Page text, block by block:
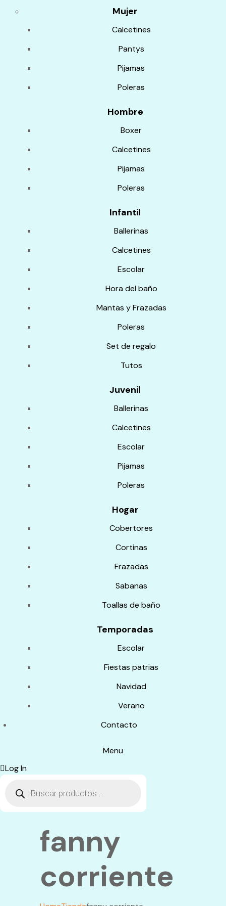
Mujer
Calcetines
Pantys
Pijamas
Poleras
Hombre
Boxer
Calcetines
Pijamas
Poleras
Infantil
Ballerinas
Calcetines
Escolar
Hora del baño
Mantas y Frazadas
Poleras
Set de regalo
Tutos
Juvenil
Ballerinas
Calcetines
Escolar
Pijamas
Poleras
Hogar
Cobertores
Cortinas
Frazadas
Sabanas
Toallas de baño
Temporadas
Escolar
Fiestas patrias
Navidad
Verano
Contacto
Menu
Log In
productos
fanny
corriente